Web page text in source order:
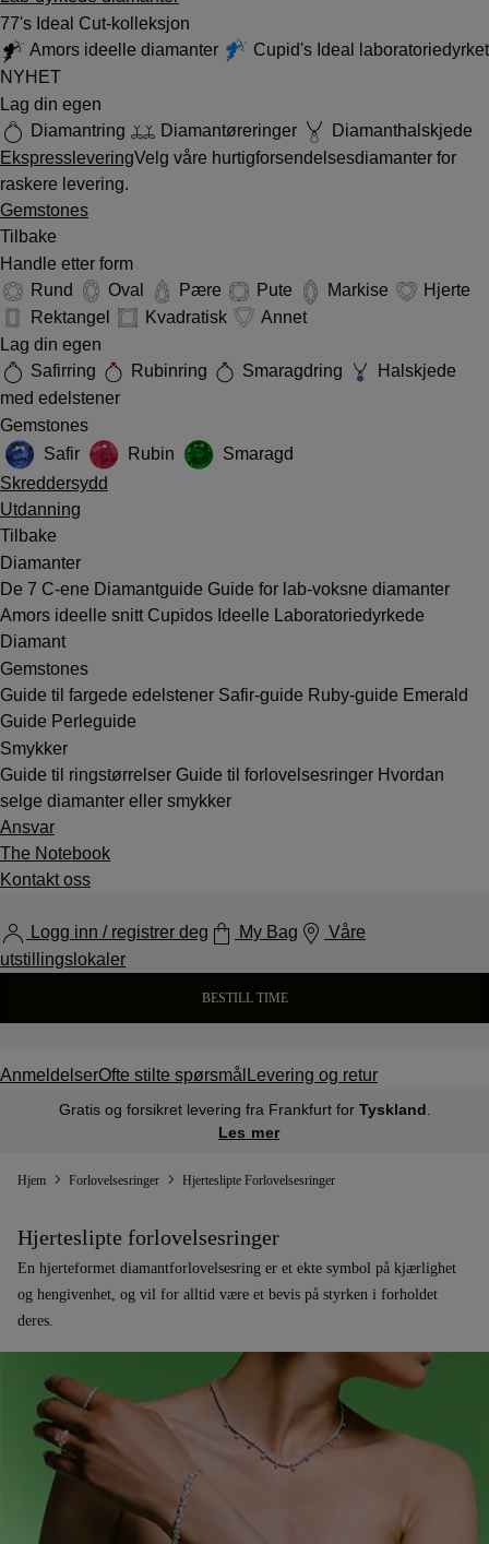
77's Ideal Cut-kolleksjon
Amors ideelle diamanter
Cupid's Ideal laboratoriedyrket
NYHET
Lag din egen
Diamantring
Diamantøreringer
Diamanthalskjede
EkspressleveringVelg våre hurtigforsendelsesdiamanter for
raskere levering.
Gemstones
Tilbake
Handle etter form
Rund
Oval Pære Pute Markise
Hjerte
Rektangel
Kvadratisk
Annet
Lag din egen
Safirring
Rubinring Smaragdring
Halskjede
med edelstener
Gemstones
Safir
Rubin
Smaragd
Skreddersydd
Utdanning
Tilbake
Diamanter
De 7 C-ene Diamantguide Guide for lab-voksne diamanter
Amors ideelle snitt Cupidos Ideelle Laboratoriedyrkede
Diamant
Gemstones
Guide til fargede edelstener Safir-guide Ruby-guide Emerald
Guide Perleguide
Smykker
Guide til ringstørrelser Guide til forlovelsesringer Hvordan
selge diamanter eller smykker
Ansvar
The Notebook
Kontakt oss
Logg inn / registrer deg My Bag
Våre
utstillingslokaler
BESTILL TIME
AnmeldelserOfte stilte spørsmål Levering og retur
Gratis og forsikret levering fra Frankfurt for Tyskland
Les mer
Hjem Forlovelsesringer Hjerteslipte Forlovelsesringer
Hjerteslipte forlovelsesringer
En hjerteformet diamantforlovelsesring er et ekte symbol på kjærlighet
og hengivenhet, og vil for alltid være et bevis på styrken i forholdet
deres.